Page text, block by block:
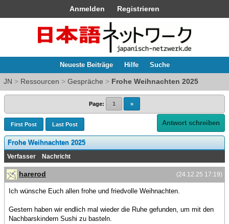
Anmelden Registrieren
Neueste Beiträge Hilfe Suche
JN > Ressourcen > Gespräche > Frohe Weihnachten 2025
Page: 1 »
First Post Last Post Antwort schreiben
Frohe Weihnachten 2025
Verfasser Nachricht
(24.12.25 17:19)
harerod
Ich wünsche Euch allen frohe und friedvolle Weihnachten.
Gestern haben wir endlich mal wieder die Ruhe gefunden, um mit den
Nachbarskindern Sushi zu basteln.